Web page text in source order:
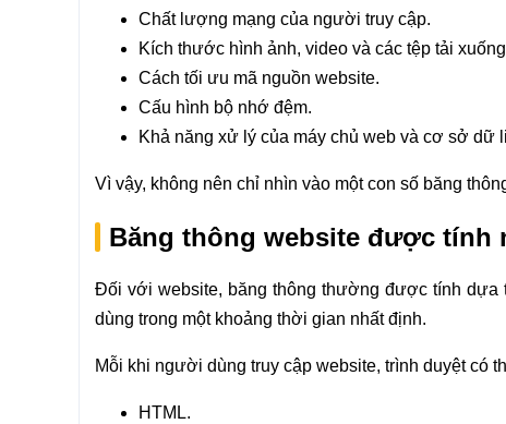
Chất lượng mạng của người truy cập.
Kích thước hình ảnh, video và các tệp tải
Cách tối ưu mã nguồn website.
Cấu hình bộ nhớ đệm.
Khả năng xử lý của máy chủ web và cơ sở dữ
Vì vậy, không nên chỉ nhìn vào một con số băng
Băng thông website được tính
Đối với website, băng thông thường được tính
dùng trong một khoảng thời gian nhất định.
Mỗi khi người dùng truy cập website, trình duyệt có
HTML.